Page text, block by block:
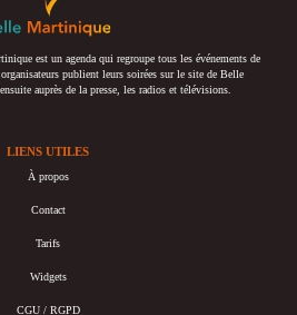
est un agenda qui regroupe tous les événements de
publient leurs soirées sur le site de Belle
auprès de la presse, les radios et télévisions.
LIENS UTILES
À propos
Contact
Tarifs
Widgets
CGU / RGPD